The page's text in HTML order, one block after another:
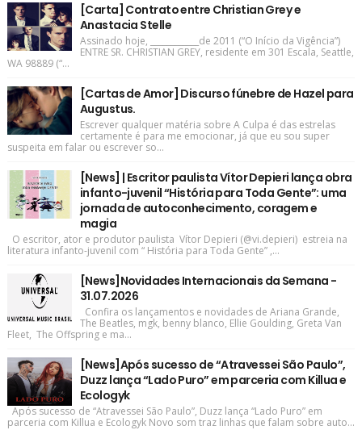
[Carta] Contrato entre Christian Grey e
Anastacia Stelle
Assinado hoje, ____________de 2011 (“O Início da Vigência”)
ENTRE SR. CHRISTIAN GREY, residente em 301 Escala, Seattle,
WA 98889 (“...
[Cartas de Amor] Discurso fúnebre de Hazel para
Augustus.
Escrever qualquer matéria sobre A Culpa é das estrelas
certamente é para me emocionar, já que eu sou super
suspeita em falar ou escrever so...
[News] | Escritor paulista Vítor Depieri lança obra
infanto-juvenil “História para Toda Gente”: uma
jornada de autoconhecimento, coragem e
magia
O escritor, ator e produtor paulista Vítor Depieri (@vi.depieri) estreia na
literatura infanto-juvenil com “ História para Toda Gente” ,...
[News]Novidades Internacionais da Semana -
31.07.2026
Confira os lançamentos e novidades de Ariana Grande,
The Beatles, mgk, benny blanco, Ellie Goulding, Greta Van
Fleet, The Offspring e ma...
[News]Após sucesso de “Atravessei São Paulo”,
Duzz lança “Lado Puro” em parceria com Killua e
Ecologyk
Após sucesso de “Atravessei São Paulo”, Duzz lança “Lado Puro” em
parceria com Killua e Ecologyk Novo som traz linhas que falam sobre auto...